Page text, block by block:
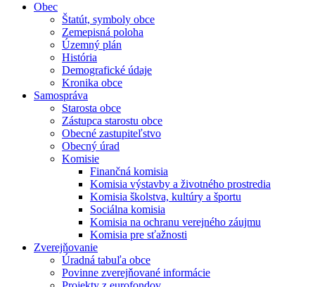
Obec
Štatút, symboly obce
Zemepisná poloha
Územný plán
História
Demografické údaje
Kronika obce
Samospráva
Starosta obce
Zástupca starostu obce
Obecné zastupiteľstvo
Obecný úrad
Komisie
Finančná komisia
Komisia výstavby a životného prostredia
Komisia školstva, kultúry a športu
Sociálna komisia
Komisia na ochranu verejného záujmu
Komisia pre sťažnosti
Zverejňovanie
Úradná tabuľa obce
Povinne zverejňované informácie